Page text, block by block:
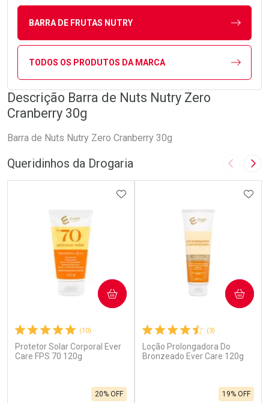
BARRA DE FRUTAS NUTRY
TODOS OS PRODUTOS DA MARCA
Descrição Barra de Nuts Nutry Zero
Cranberry 30g
Barra de Nuts Nutry Zero Cranberry 30g
Queridinhos da Drogaria Imagem
(10)
Protetor Solar Corporal Ever
Care FPS 70 120g
20% OFF
ADICIONAR AOS FAVORITOS
COMPRAR
(3)
Loção Prolongadora Do
Bronzeado Ever Care 120g
19% OFF
COMPRAR